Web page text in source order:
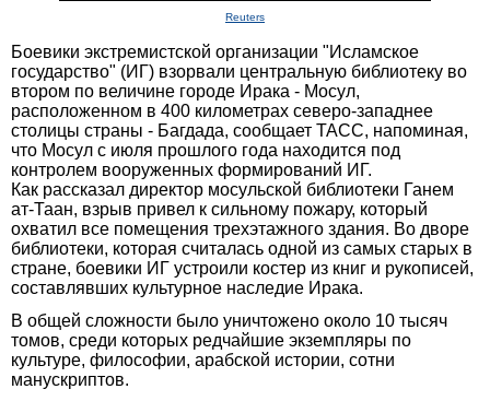
Reuters
Боевики экстремистской организации "Исламское
государство" (ИГ) взорвали центральную библиотеку во
втором по величине городе Ирака - Мосул,
расположенном в 400 километрах северо-западнее
столицы страны - Багдада, сообщает ТАСС, напоминая,
что Мосул с июля прошлого года находится под
контролем вооруженных формирований ИГ.
Как рассказал директор мосульской библиотеки Ганем
ат-Таан, взрыв привел к сильному пожару, который
охватил все помещения трехэтажного здания. Во дворе
библиотеки, которая считалась одной из самых старых в
стране, боевики ИГ устроили костер из книг и рукописей,
составлявших культурное наследие Ирака.
В общей сложности было уничтожено около 10 тысяч
томов, среди которых редчайшие экземпляры по
культуре, философии, арабской истории, сотни
манускриптов.